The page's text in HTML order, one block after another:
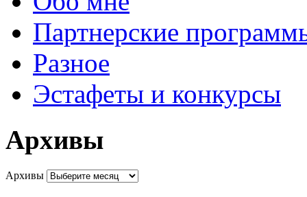
Партнерские
Разное
Эстафеты и конкурсы
Архивы
Архивы